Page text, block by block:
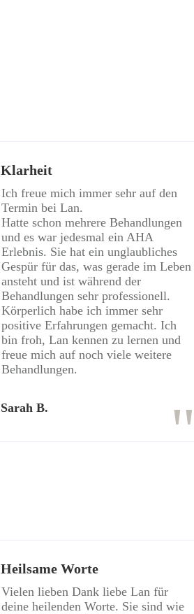
Klarheit
Ich freue mich immer sehr auf den
Termin bei Lan.
Hatte schon mehrere Behandlungen
und es war jedesmal ein AHA
Erlebnis. Sie hat ein unglaubliches
Gespür für das, was gerade im Leben
ansteht und ist während der
Behandlungen sehr professionell.
Körperlich habe ich immer sehr
positive Erfahrungen gemacht. Ich
bin froh, Lan kennen zu lernen und
freue mich auf noch viele weitere
Behandlungen.
Sarah B. "
Heilsame Worte
Vielen lieben Dank liebe Lan für
deine heilenden Worte. Sie sind wie